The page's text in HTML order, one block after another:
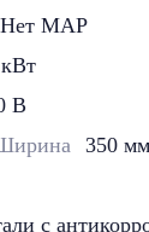
Нет MAP
В
350
c